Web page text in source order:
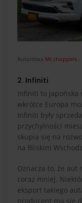
Autorstwa Mr.choppers -
2. Infiniti
Infiniti to japońska
wkrótce Europa
Infiniti były
przychylności
skupia się na
na Bliskim
Oznacza to, że
coraz mniej.
eksport takiego
producent ma się